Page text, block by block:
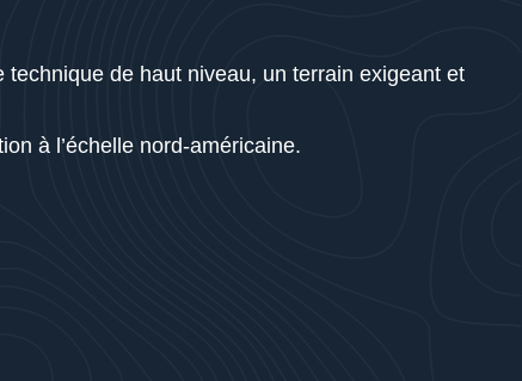
de haut niveau, un terrain exigeant et
à l’échelle nord-américaine.